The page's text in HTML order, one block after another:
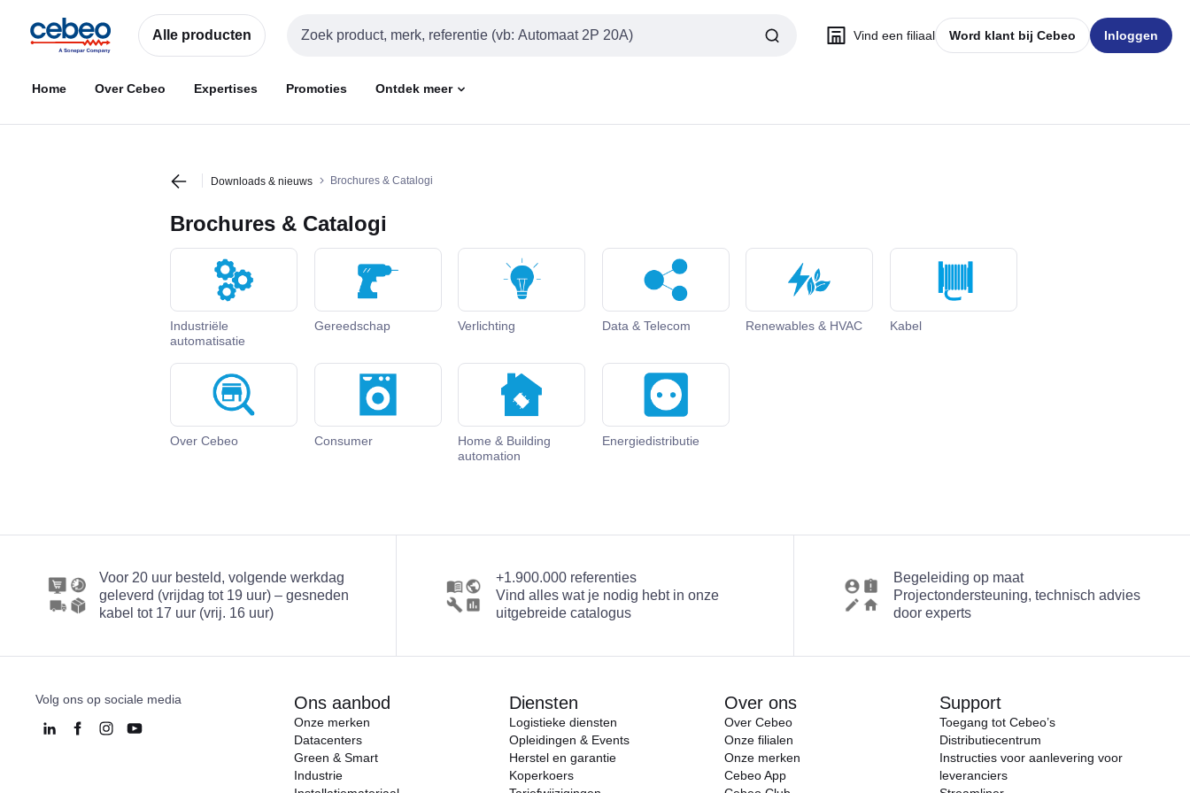
naar
inhoud
Alle producten
Zoekveld invoer
Vind een filiaal Word klant bij Cebeo Inloggen
Home Over Cebeo Expertises Promoties Ontdek meer
Downloads & nieuws Brochures & Catalogi
Brochures & Catalogi
Industriële
automatisatie
Gereedschap Verlichting Data & Telecom Renewables & HVAC Kabel
Over Cebeo Consumer
Home & Building
automation
Energiedistributie
Voor 20 uur besteld, volgende werkdag
geleverd (vrijdag tot 19 uur) – gesneden
kabel tot 17 uur (vrij. 16 uur)
+1.900.000 referenties
Vind alles wat je nodig hebt in onze
uitgebreide catalogus
Begeleiding op maat
Projectondersteuning, technisch advies
door experts
Volg ons op sociale media Ons aanbod
Onze merken
Datacenters
Green & Smart
Industrie
Diensten
Logistieke diensten
Opleidingen & Events
Herstel en garantie
Koperkoers
Over ons
Over Cebeo
Onze filialen
Onze merken
Cebeo App
Support
Toegang tot Cebeo’s
Distributiecentrum
Instructies voor aanlevering voor
leveranciers